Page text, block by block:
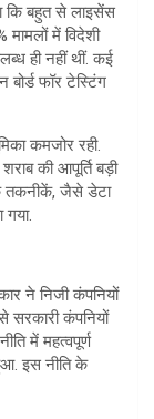
कि बहुत से लाइसेंस
मामलों में विदेशी
ही नहीं थीं. कई
फॉर टेस्टिंग
कमजोर रही.
की आपूर्ति बड़ी
तकनीकें, जैसे डेटा
गया.
ने निजी कंपनियों
सरकारी कंपनियों
में महत्वपूर्ण
इस नीति के